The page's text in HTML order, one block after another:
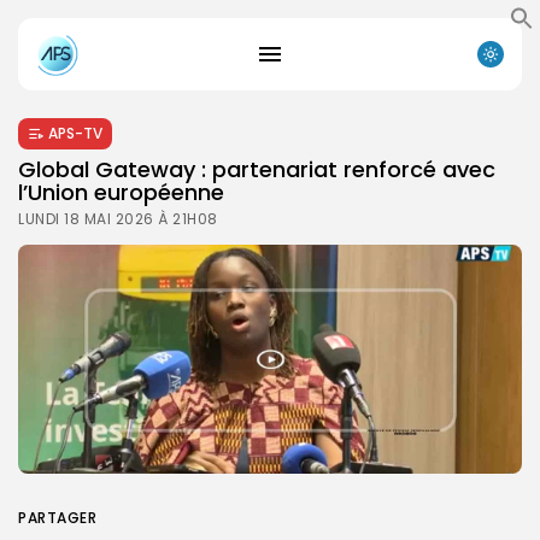
APS-TV
Global Gateway : partenariat renforcé avec
l’Union européenne
LUNDI 18 MAI 2026 À 21H08
PARTAGER